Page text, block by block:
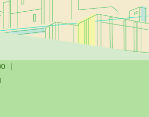
|